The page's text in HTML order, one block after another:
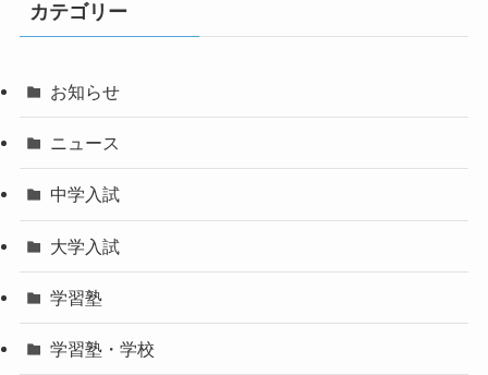
カテゴリー
お知らせ
ニュース
中学入試
大学入試
学習塾
学習塾・学校